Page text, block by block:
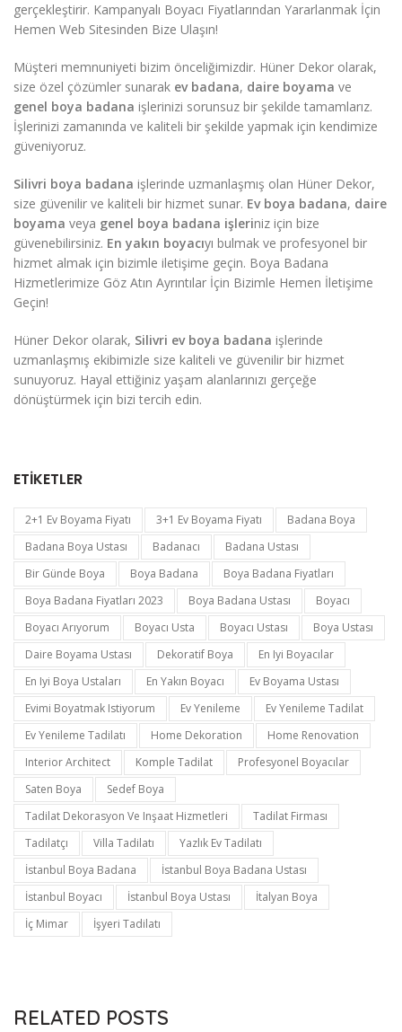
gerçekleştirir. Kampanyalı Boyacı Fiyatlarından Yararlanmak İçin
Hemen Web Sitesinden Bize Ulaşın!
Müşteri memnuniyeti bizim önceliğimizdir. Hüner Dekor olarak,
size özel çözümler sunarak ev badana, daire boyama ve
genel boya badana işlerinizi sorunsuz bir şekilde tamamlarız.
İşlerinizi zamanında ve kaliteli bir şekilde yapmak için kendimize
güveniyoruz.
Silivri boya badana işlerinde uzmanlaşmış olan Hüner Dekor,
size güvenilir ve kaliteli bir hizmet sunar. Ev boya badana, daire
boyama veya genel boya badana işleriniz için bize
güvenebilirsiniz. En yakın boyacıyı bulmak ve profesyonel bir
hizmet almak için bizimle iletişime geçin. Boya Badana
Hizmetlerimize Göz Atın Ayrıntılar İçin Bizimle Hemen İletişime
Geçin!
Hüner Dekor olarak, Silivri ev boya badana işlerinde
uzmanlaşmış ekibimizle size kaliteli ve güvenilir bir hizmet
sunuyoruz. Hayal ettiğiniz yaşam alanlarınızı gerçeğe
dönüştürmek için bizi tercih edin.
ETIKETLER
2+1 Ev Boyama Fiyatı 3+1 Ev Boyama Fiyatı
Badana Boya
Badana Boya Ustası
Badanacı
Badana Ustası
Bir Günde Boya
Boya Badana
Boya Badana Fiyatları
Boya Badana Fiyatları 2023
Boya Badana Ustası
Boyacı
Boyacı Arıyorum
Boyacı Usta Boyacı Ustası
Boya Ustası
Daire Boyama Ustası
Dekoratif Boya
En Iyi Boyacılar
En Iyi Boya Ustaları
En Yakın Boyacı
Ev Boyama Ustası
Evimi Boyatmak Istiyorum
Ev Yenileme
Ev Yenileme Tadilat
Ev Yenileme Tadilatı
Home Dekoration
Home Renovation
Interior Architect
Komple Tadilat
Profesyonel Boyacılar
Saten Boya
Sedef Boya
Tadilat Dekorasyon Ve Inşaat Hizmetleri
Tadilat Firması
Tadilatçı
Villa Tadilatı
Yazlık Ev Tadilatı
İstanbul Boya Badana
İstanbul Boya Badana Ustası
İstanbul Boyacı
İstanbul Boya Ustası
İtalyan Boya
İç Mimar
İşyeri Tadilatı
RELATED POSTS